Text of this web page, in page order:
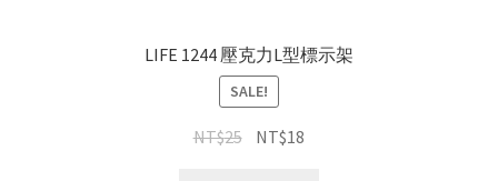
LIFE 1244 壓克力L型標示架
SALE!
NT$25 NT$18